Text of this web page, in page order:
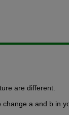
are different.
a and b in